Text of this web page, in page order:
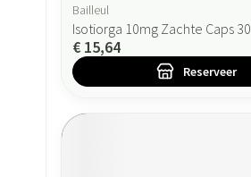
Bailleul
Isotiorga 10mg Zachte Caps 30
€ 15,64
Reserveer